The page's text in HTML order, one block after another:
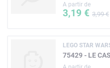
A partir de
3,19 € 3,99 €
LEGO STAR
75429 - LE